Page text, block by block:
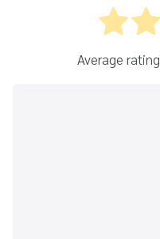
Average rating